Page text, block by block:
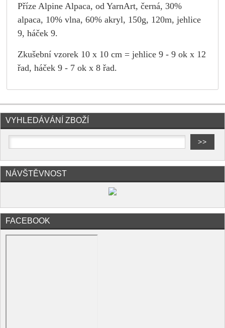
Příze Alpine Alpaca, od YarnArt, černá, 30%
alpaca, 10% vlna, 60% akryl, 150g, 120m, jehlice
9, háček 9.
Zkušební vzorek 10 x 10 cm = jehlice 9 - 9 ok x 12
řad, háček 9 - 7 ok x 8 řad.
VYHLEDÁVÁNÍ ZBOŽÍ
NÁVŠTĚVNOST
FACEBOOK